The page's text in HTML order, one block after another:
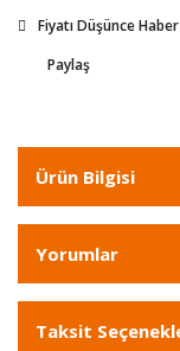
Fiyatı Düşünce
Paylaş
Ürün Bilgisi
Yorumlar
Taksit